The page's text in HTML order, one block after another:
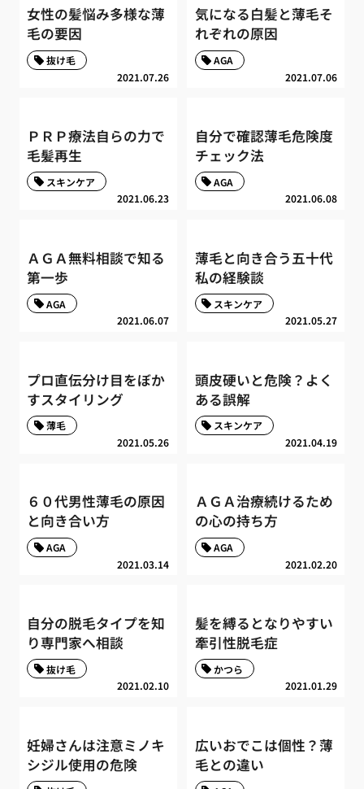
女性の髪悩み多様な薄
毛の要因
2021.07.26
抜け毛
気になる白髪と薄毛そ
れぞれの原因
2021.07.06
AGA
ＰＲＰ療法自らの力で
毛髪再生
2021.06.23
スキンケア
自分で確認薄毛危険度
チェック法
2021.06.08
AGA
ＡＧＡ無料相談で知る
第一歩
2021.06.07
AGA
薄毛と向き合う五十代
私の経験談
2021.05.27
スキンケア
プロ直伝分け目をぼか
すスタイリング
2021.05.26
薄毛
頭皮硬いと危険？よく
ある誤解
2021.04.19
スキンケア
６０代男性薄毛の原因
と向き合い方
2021.03.14
AGA
ＡＧＡ治療続けるため
の心の持ち方
2021.02.20
AGA
自分の脱毛タイプを知
り専門家へ相談
2021.02.10
抜け毛
髪を縛るとなりやすい
牽引性脱毛症
2021.01.29
かつら
妊婦さんは注意ミノキ
シジル使用の危険
広いおでこは個性？薄
毛との違い